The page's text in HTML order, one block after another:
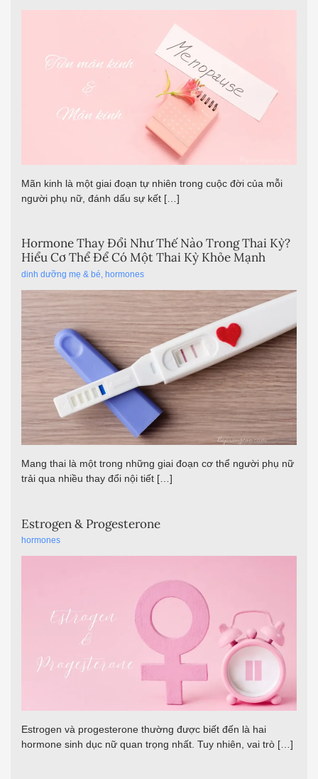
Mãn kinh là một giai đoạn tự nhiên trong cuộc đời của mỗi
người phụ nữ, đánh dấu sự kết […]
Hormone Thay Đổi Như Thế Nào Trong Thai Kỳ?
Hiểu Cơ Thể Để Có Một Thai Kỳ Khỏe Mạnh
dinh dưỡng mẹ & bé, hormones
Mang thai là một trong những giai đoạn cơ thể người phụ nữ
trải qua nhiều thay đổi nội tiết […]
Estrogen & Progesterone
hormones
Estrogen và progesterone thường được biết đến là hai
hormone sinh dục nữ quan trọng nhất. Tuy nhiên, vai trò […]